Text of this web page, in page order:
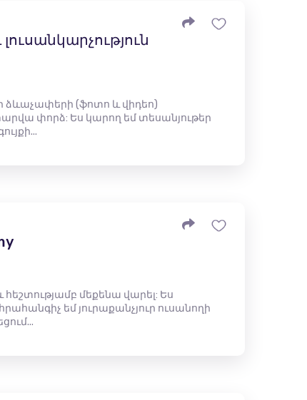
ձևաչափերի (ֆոտո և վիդեո)
փորձ: Ես կարող եմ տեսանյութեր
մեքենա վարել: Ես
եմ յուրաքանչյուր ուսանողի